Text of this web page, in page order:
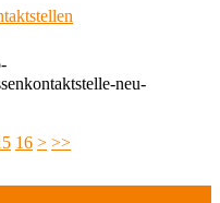
neu-
16 > >>